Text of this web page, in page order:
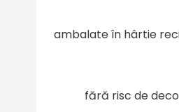
ambalate în hârtie
fără risc de